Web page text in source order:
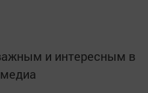
и интересным в